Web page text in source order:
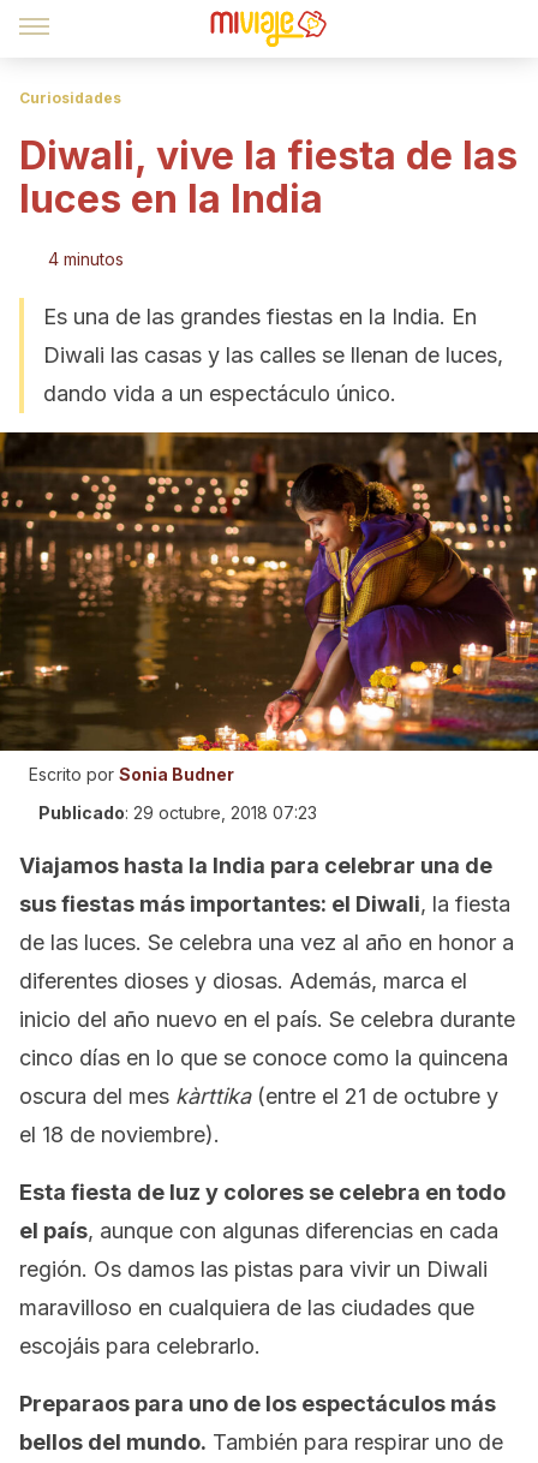
Curiosidades
Diwali, vive la fiesta de las
luces en la India
4 minutos
Es una de las grandes fiestas en la India. En
Diwali las casas y las calles se llenan de luces,
dando vida a un espectáculo único.
Escrito por Sonia Budner
Publicado: 29 octubre, 2018 07:23
Viajamos hasta la India para celebrar una de
sus fiestas más importantes: el Diwali, la fiesta
de las luces. Se celebra una vez al año en honor a
diferentes dioses y diosas. Además, marca el
inicio del año nuevo en el país. Se celebra durante
cinco días en lo que se conoce como la quincena
oscura del mes kàrttika(entre el 21 de octubre y
el 18 de noviembre).
Esta fiesta de luz y colores se celebra en todo
el país, aunque con algunas diferencias en cada
región. Os damos las pistas para vivir un Diwali
maravilloso en cualquiera de las ciudades que
escojáis para celebrarlo.
Preparaos para uno de los espectáculos más
bellos del mundo. También para respirar uno de